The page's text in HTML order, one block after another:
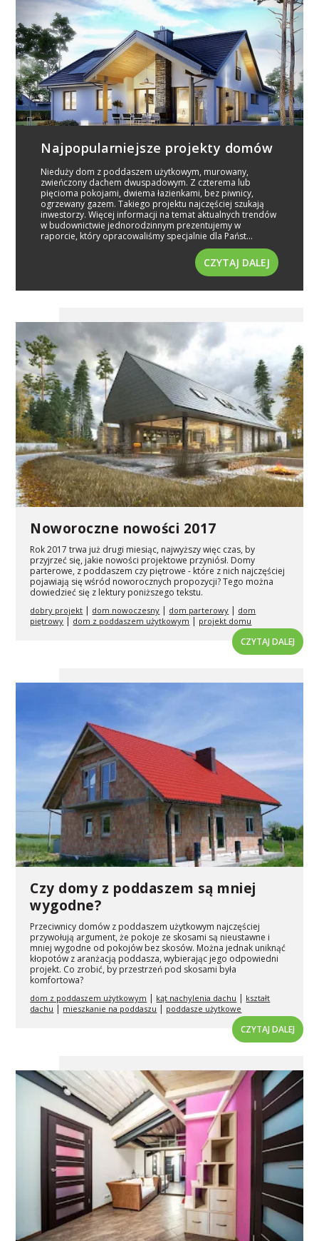
Najpopularniejsze projekty domów
Nieduży dom z poddaszem użytkowym, murowany,
zwieńczony dachem dwuspadowym. Z czterema lub
pięcioma pokojami, dwiema łazienkami, bez piwnicy,
ogrzewany gazem. Takiego projektu najczęściej szukają
inwestorzy. Więcej informacji na temat aktualnych trendów
w budownictwie jednorodzinnym prezentujemy w
raporcie, który opracowaliśmy specjalnie dla Państ...
CZYTAJ DALEJ
Noworoczne nowości 2017
Rok 2017 trwa już drugi miesiąc, najwyższy więc czas, by
przyjrzeć się, jakie nowości projektowe przyniósł. Domy
parterowe, z poddaszem czy piętrowe - które z nich najczęściej
pojawiają się wśród noworocznych propozycji? Tego można
dowiedzieć się z lektury poniższego tekstu.
dobry projekt | dom nowoczesny | dom parterowy | dom
piętrowy | dom z poddaszem użytkowym | projekt domu
CZYTAJ DALEJ
Czy domy z poddaszem są mniej
wygodne?
Przeciwnicy domów z poddaszem użytkowym najczęściej
przywołują argument, że pokoje ze skosami są nieustawne i
mniej wygodne od pokojów bez skosów. Można jednak uniknąć
kłopotów z aranżacją poddasza, wybierając jego odpowiedni
projekt. Co zrobić, by przestrzeń pod skosami była
komfortowa?
dom z poddaszem użytkowym | kąt nachylenia dachu | kształt
dachu | mieszkanie na poddaszu | poddasze użytkowe
CZYTAJ DALEJ